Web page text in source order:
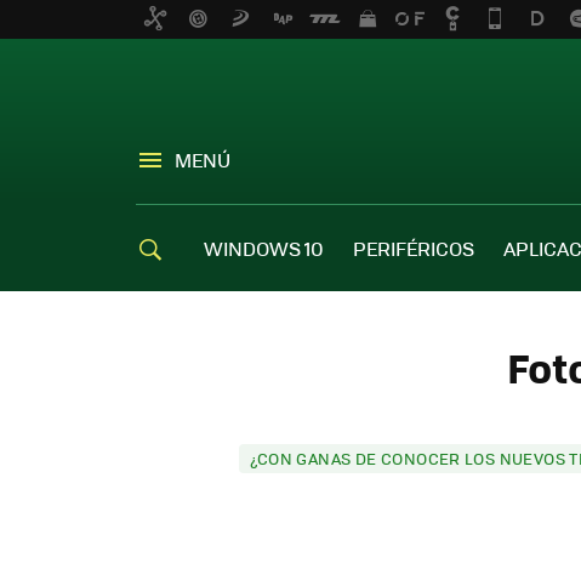
MENÚ
WINDOWS 10 PERIFÉRICOS
¿CON GANAS DE CONOCER LOS NUEVOS